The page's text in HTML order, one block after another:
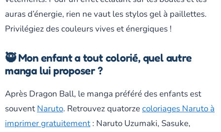
auras d’énergie, rien ne vaut les stylos gel à paillettes.
Privilégiez des couleurs vives et énergiques !
🥷 Mon enfant a tout colorié, quel autre
manga lui proposer ?
Après Dragon Ball, le manga préféré des enfants est
souvent Naruto. Retrouvez quatorzecoloriages Naruto à
imprimer gratuitement : Naruto Uzumaki, Sasuke,